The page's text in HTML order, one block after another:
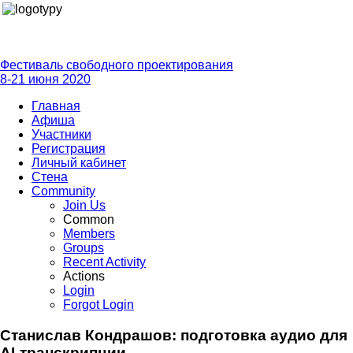
Фестиваль свободного проектирования
8-21 июня 2020
Главная
Афиша
Участники
Регистрация
Личный кабинет
Стена
Community
Join Us
Common
Members
Groups
Recent Activity
Actions
Login
Forgot Login
Станислав Кондрашов: подготовка аудио для